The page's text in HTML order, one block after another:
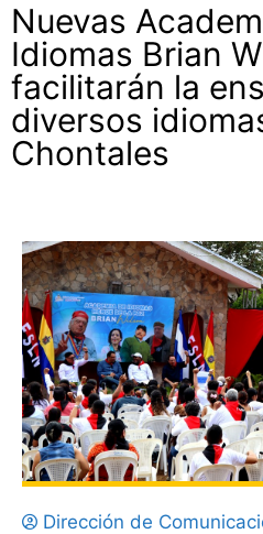
Nuevas
Idiomas Brian
facilitarán la
diversos
Chontales
Dirección de